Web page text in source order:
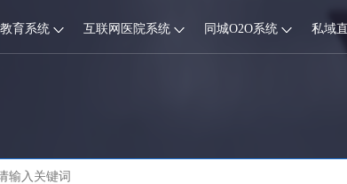
育系统 互联网医院系统 同城O2O系统 私域